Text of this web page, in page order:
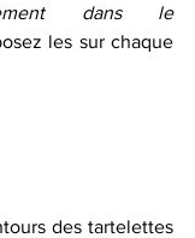
dans le
les sur chaque
des tartelettes